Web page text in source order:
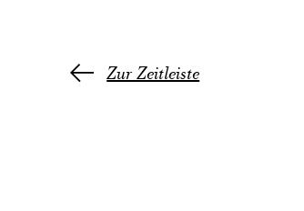
Zur Zeitleiste